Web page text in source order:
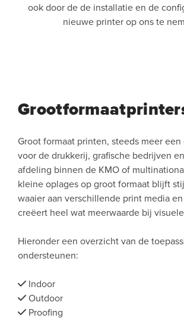
ook door de de installatie en de
nieuwe printer op ons te
Groot formaat printen, steeds meer
voor de drukkerij, grafische bedrijven
afdeling binnen de KMO of
kleine oplages op groot formaat blijft
waaier aan verschillende print media
creëert heel wat meerwaarde bij
Hieronder een overzicht van de
ondersteunen:
Indoor
Outdoor
Proofing